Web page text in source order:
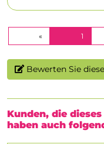
« 1
Bewerten Sie
Kunden, die
haben auch